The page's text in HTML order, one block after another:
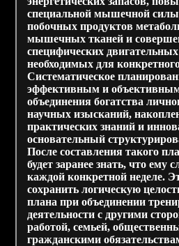
специальной мышечной
побочных продуктов
мышечных тканей и
специфических
необходимых для
Систематическое
эффективным и
объединения богатства
научных изысканий,
практических знаний и
основательный
После составления такого
будет заранее знать, что ему
каждой конкретной неделе.
сохранить логическую
плана при объединении
деятельности с другими
работой, семьей,
гражданскими